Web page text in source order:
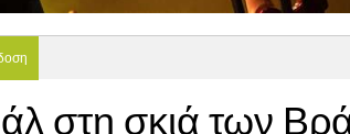
στη σκιά των